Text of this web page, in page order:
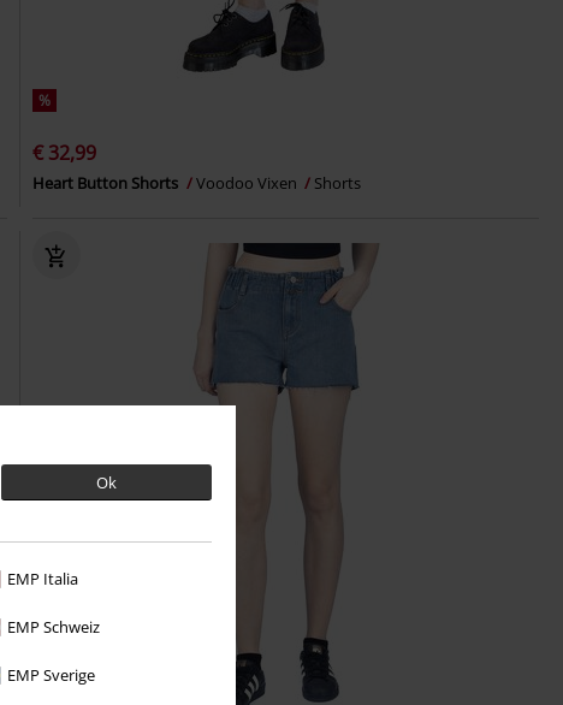
Ok
EMP Italia
EMP Schweiz
EMP Sverige
%
€ 32,99
Heart Button Shorts Voodoo Vixen Shorts